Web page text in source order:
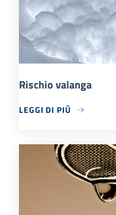
Rischio valanga
LEGGI DI PIÙ